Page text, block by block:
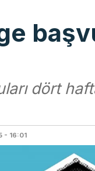
dört
- 16:01